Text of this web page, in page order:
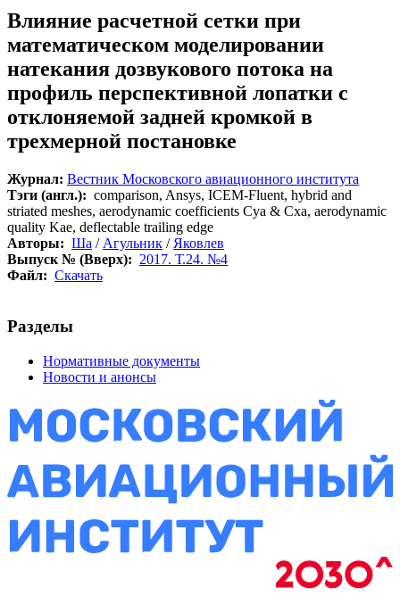
Влияние расчетной сетки при
математическом моделировании
натекания дозвукового потока на
профиль перспективной лопатки с
отклоняемой задней кромкой в
трехмерной постановке
Журнал: Вестник Московского авиационного института
Тэги (англ.): comparison, Ansys, ICEM-Fluent, hybrid and
striated meshes, aerodynamic coefficients Суа & Сха, aerodynamic
quality Kae, deflectable trailing edge
Авторы: Ша / Агульник / Яковлев
Выпуск № (Вверх): 2017. Т.24. №4
Файл: Скачать
Разделы
Нормативные документы
Новости и анонсы